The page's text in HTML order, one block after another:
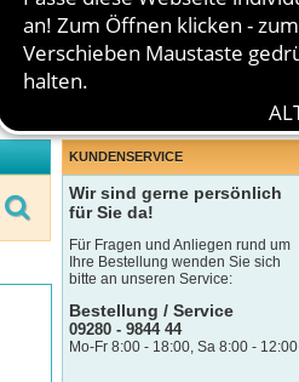
0 Artikel 0,00 €
KUNDENSERVICE
Wir sind gerne persönlich
für Sie da!
Für Fragen und Anliegen rund um
Ihre Bestellung wenden Sie sich
bitte an unseren Service:
Bestellung / Service
09280 - 9844 44
Mo-Fr 8:00 - 18:00, Sa 8:00 - 12:00